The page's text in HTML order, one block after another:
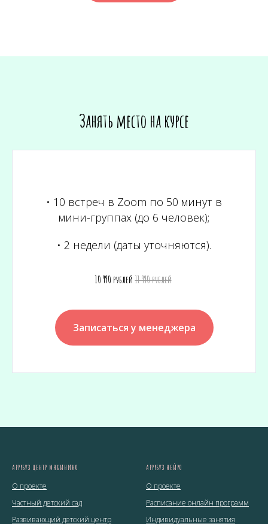
Занять место на курсе
• 10 встреч в Zoom по 50 минут в
мини-группах (до 6 человек);
• 2 недели (даты уточняются).
10 990 рублей 11 990 рублей
Записаться у менеджера
АРРРБУЗ ЦЕНТР МЯКИНИНО
О проекте
Частный детский сад
Развивающий детский центр
АРРРБУЗ НЕЙРО
О проекте
Расписание онлайн программ
Индивидуальные занятия